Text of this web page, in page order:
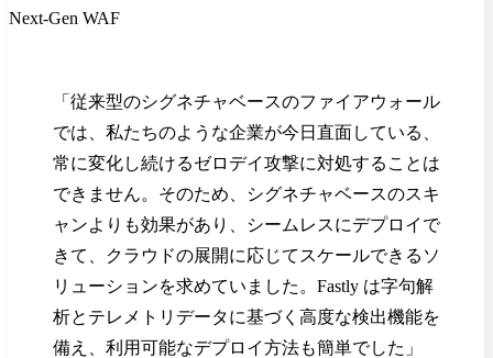
Next-Gen WAF
「従来型のシグネチャベースのファイアウォール
では、私たちのような企業が今日直面している、
常に変化し続けるゼロデイ攻撃に対処することは
できません。そのため、シグネチャベースのスキ
ャンよりも効果があり、シームレスにデプロイで
きて、クラウドの展開に応じてスケールできるソ
リューションを求めていました。Fastly は字句解
析とテレメトリデータに基づく高度な検出機能を
備え、利用可能なデプロイ方法も簡単でした」